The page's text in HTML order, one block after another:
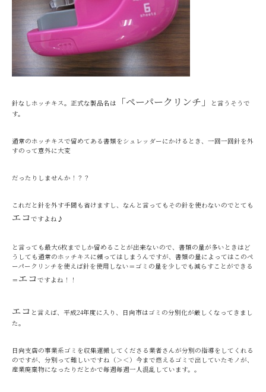
針なしホッチキス。正式な製品名は 「ペーパークリンチ」
と言うそうで
す。
通常のホッチキスで留めてある書類をシュレッダーにかけるとき、一回一回針を外
すのって意外に大変
だったりしませんか！？？
これだと針を外す手間も省けますし、なんと言ってもその針を使わないのでとても
エコですよね♪
と言っても最大6枚までしか留めることが出来ないので、書類の量が多いときはど
うしても通常のホッチキスに頼ってはしまうんですが、書類の量によってはこのペ
ーパークリンチを使えば針を使用しない＝ゴミの量を少しでも減らすことができる
＝ エコですよね！！
エコ と言えば、平成24年度に入り、日向市はゴミの分別化が厳しくなってきまし
た。
日向支店の事業系ゴミを収集運搬してくださる業者さんが分別の指導をしてくれる
のですが、分別って難しいですね（＞＜）今まで燃えるゴミで出していたモノが、
産業廃棄物になったりだとかで毎週毎週一人混乱しています。。